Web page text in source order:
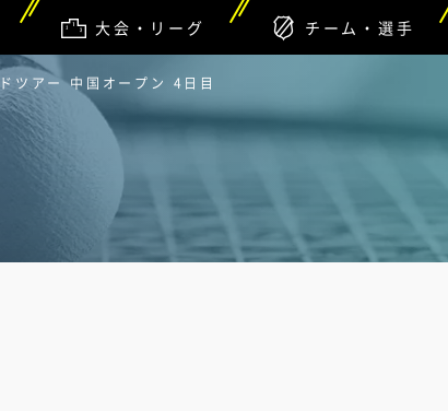
大会・リーグ チーム・選手
ツアー 中国オープン 4日目